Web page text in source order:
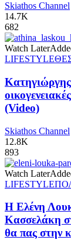
Skiathos Channel
14.7K
682
Watch Later
LIFESTYLE
(Video)
Skiathos Channel
12.8K
893
Watch Later
LIFESTYLE
Η Ελένη
Κασσελάκη
θα πας στην